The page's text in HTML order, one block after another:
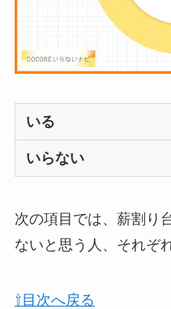
いる
いらない
次の項目では、薪割り
ないと思う人、それぞ
⇧目次へ戻る